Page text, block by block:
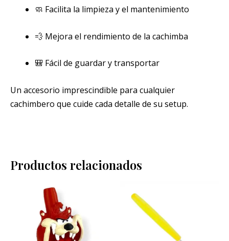
🧼 Facilita la limpieza y el mantenimiento
💨 Mejora el rendimiento de la cachimba
🎒 Fácil de guardar y transportar
Un accesorio imprescindible para cualquier
cachimbero que cuide cada detalle de su setup.
Productos relacionados